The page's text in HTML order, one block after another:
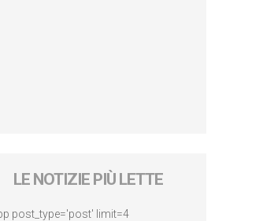
LE NOTIZIE PIÙ LETTE
post_type='post' limit=4